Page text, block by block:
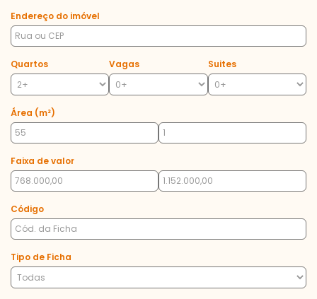
Endereço do imóvel
Quartos Vagas Suites
Área (m²)
Faixa de valor
Código
Tipo de Ficha